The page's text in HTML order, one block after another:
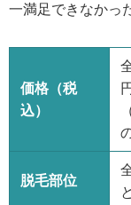
一満足できなかっ
価格（税
込）
円
脱毛部位